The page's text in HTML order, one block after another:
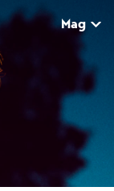
Mag
AGENDA
Paris
Festivals